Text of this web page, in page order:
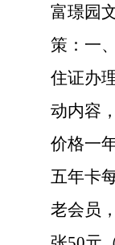
富璟园
策：一
住证办
动内容
价格一
五年卡
老会员